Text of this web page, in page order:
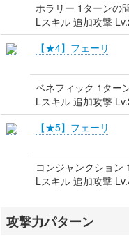
ホラリー 1ターンの
Lスキル 追加攻撃
【★4】フェーリ
ベネフィック 1ター
Lスキル 追加攻撃
【★5】フェーリ
コンジャンクション
Lスキル 追加攻撃
攻撃力パターン